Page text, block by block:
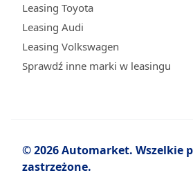
Leasing Toyota
Leasing Audi
Leasing Volkswagen
Sprawdź inne marki w leasingu
© 2026 Automarket. Wszelkie
zastrzeżone.